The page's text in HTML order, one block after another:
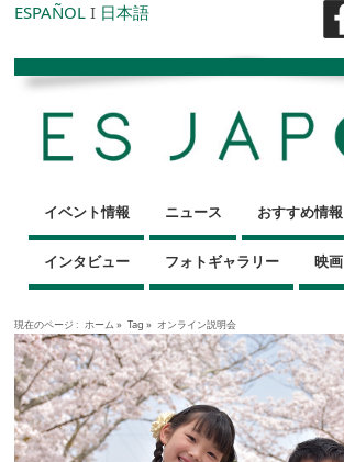
ESPAÑOL I 日本語
イベント情報 ニュース おすすめ情報
インタビュー フォトギャラリー 映画
現在のページ : ホーム » Tag » オンライン説明会